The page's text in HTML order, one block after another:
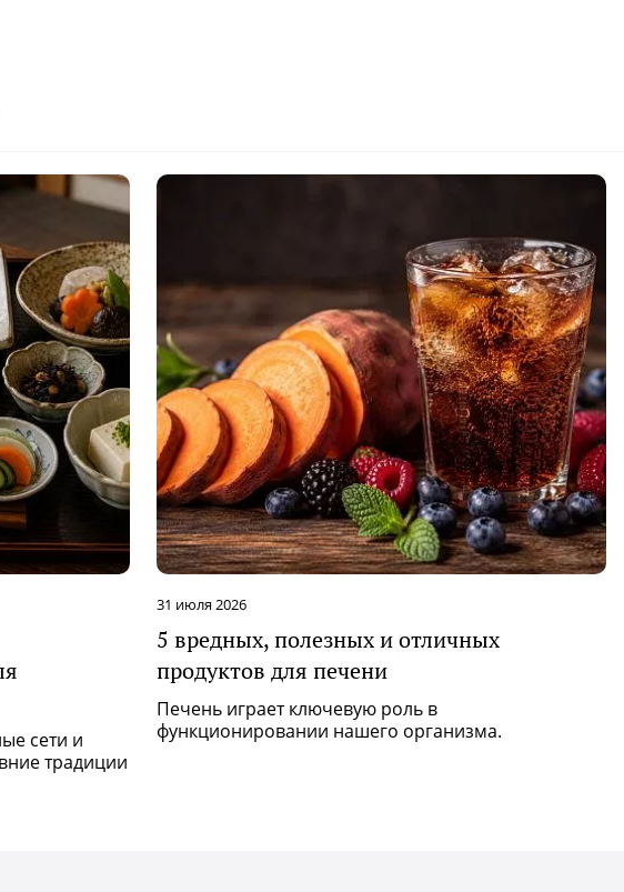
сети и
традиции
31 июля 2026
5 вредных, полезных и отличных
продуктов для печени
Печень играет ключевую роль в
функционировании нашего организма.